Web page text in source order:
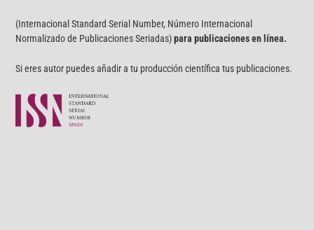
(Internacional Standard Serial Number, Número Internacional
Normalizado de Publicaciones Seriadas)para publicaciones en línea.
Si eres autor puedes añadir a tu producción científica tus publicaciones.